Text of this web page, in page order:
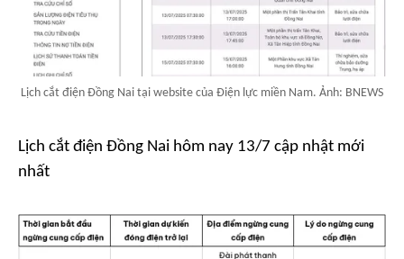
Lịch cắt điện Đồng Nai tại website của Điện lực miền Nam. Ảnh: BNEWS
Lịch cắt điện Đồng Nai hôm nay 13/7 cập nhật mới
nhất